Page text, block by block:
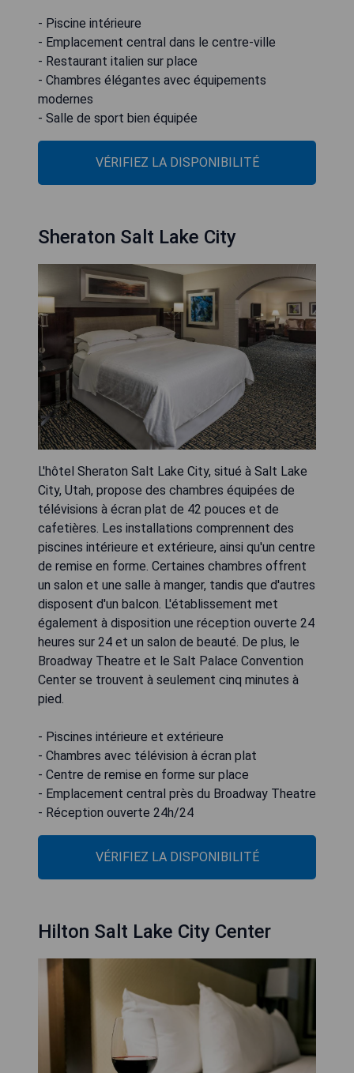
- Piscine intérieure
- Emplacement central dans le centre-ville
- Restaurant italien sur place
- Chambres élégantes avec équipements
modernes
- Salle de sport bien équipée
VÉRIFIEZ LA DISPONIBILITÉ
Sheraton Salt Lake City
L'hôtel Sheraton Salt Lake City, situé à Salt Lake
City, Utah, propose des chambres équipées de
télévisions à écran plat de 42 pouces et de
cafetières. Les installations comprennent des
piscines intérieure et extérieure, ainsi qu'un centre
de remise en forme. Certaines chambres offrent
un salon et une salle à manger, tandis que d'autres
disposent d'un balcon. L'établissement met
également à disposition une réception ouverte 24
heures sur 24 et un salon de beauté. De plus, le
Broadway Theatre et le Salt Palace Convention
Center se trouvent à seulement cinq minutes à
pied.
- Piscines intérieure et extérieure
- Chambres avec télévision à écran plat
- Centre de remise en forme sur place
- Emplacement central près du Broadway Theatre
- Réception ouverte 24h/24
VÉRIFIEZ LA DISPONIBILITÉ
Hilton Salt Lake City Center